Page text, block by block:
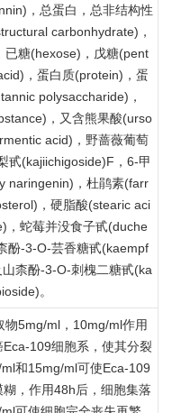
，总蛋白，总非结构性
carbonhydrate)，
已糖(hexose)，戊糖(pent
，蛋白质(protein)，蛋
polysaccharide)，
，又含熊果酸(urso
acid)，野蔷薇葡萄
甙(kajiichigoside)F，6-甲
naringenin)，杜鹃素(farr
，硬脂酸(stearic aci
，蛇莓并没食子甙(duche
酚-3-O-芸香糖甙(kaempf
柰酚-3-O-刺槐二糖甙(ka
。
物5mg/ml，10mg/ml作用
109细胞系，使其分裂
和15mg/ml可使Eca-109
，作用48h后，细胞集落